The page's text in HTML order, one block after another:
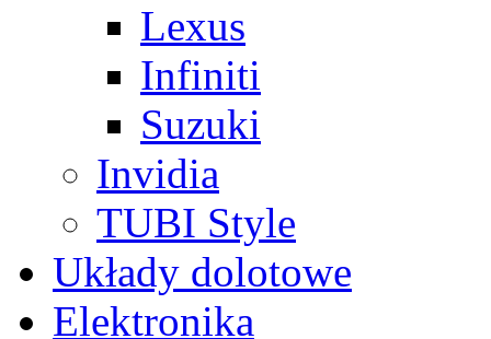
Lexus
Infiniti
Suzuki
Invidia
TUBI Style
Układy dolotowe
Elektronika